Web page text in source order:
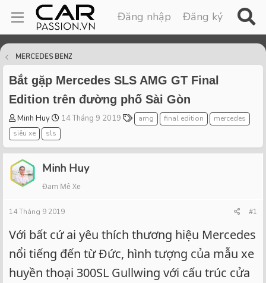
Đăng nhập Đăng ký
MERCEDES BENZ
Bắt gặp Mercedes SLS AMG GT Final
Edition trên đường phố Sài Gòn
T
h
r
e
a
d
s
a
t
e
r
Minh Huy
S
r
t
a
e
14 Tháng 9 2019
T
a
s
amg final edition
mercedes
siêu xe
sls
Minh Huy
Đam Mê Xe
14 Tháng 9 2019 #1
Với bất cứ ai yêu thích thương hiệu Mercedes
nổi tiếng đến từ Đức, hình tượng của mẫu xe
huyền thoại 300SL Gullwing với cấu trúc cửa